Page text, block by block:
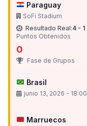
Paraguay
SoFi Stadium
Resultado Real:4 - 1
Puntos Obtenidos
0
Fase de Grupos
Brasil
junio 13, 2026 - 18:00
Marruecos